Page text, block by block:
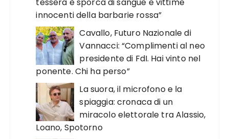
tessera è sporca di sangue e vittime
innocenti della barbarie rossa”
Cavallo, Futuro Nazionale di
Vannacci: “Complimenti al neo
presidente di FdI. Hai vinto nel
ponente. Chi ha perso”
La suora, il microfono e la
spiaggia: cronaca di un
miracolo elettorale tra Alassio,
Loano, Spotorno